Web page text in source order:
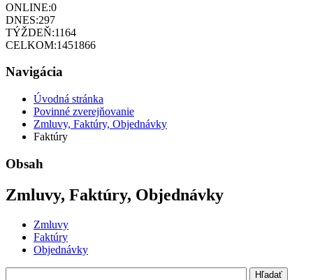
ONLINE:0
DNES:297
TÝŽDEŇ:1164
CELKOM:1451866
Navigácia
Úvodná stránka
Povinné zverejňovanie
Zmluvy, Faktúry, Objednávky
Faktúry
Obsah
Zmluvy, Faktúry, Objednávky
Zmluvy
Faktúry
Objednávky